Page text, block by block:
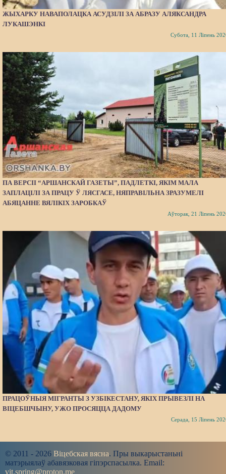
ЖЫХАРКУ НАВАПОЛАЦКА АСУДЗІЛІ ЗА АБРАЗУ АЛЯКСАНДРА
ЛУКАШЭНКІ
Субота, 11 Ліпень
ПА ВЕРСІІ “АРШАНСКАЙ ГАЗЕТЫ”, ПАДЛЕТКІ, ЯКІМ МАЛА
ЗАПЛАЦІЛІ ЗА ПРАЦУ Ў ЛЯСГАСЕ, НЯПРАВІЛЬНА ЗРАЗУМЕЛІ
АБЯЦАННЕ ВЯЛІКІХ ЗАРОБКАЎ
Аўторак, 21 Ліпень
ПРАЦОЎНЫЯ МІГРАНТЫ З УЗБІКЕСТАНУ, ЯКІХ ПРЫВЕЗЛІ НА
ВІЦЕБШЧЫНУ, УЖО ПРОСЯЦЦА ДАДОМУ
Серада, 15 Ліпень
© 2011 - 2026 Віцебская вясна. Пры выкарыстаньні
матэрыялаў абавязковая гіпэрспасылка. Email:
vit.spring@proton.me